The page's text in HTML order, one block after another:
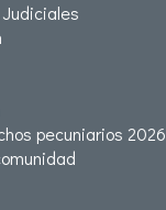
pecuniarios 2026